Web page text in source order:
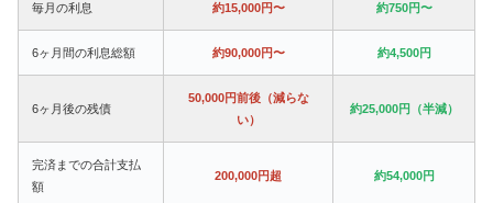
毎月の利息 約15,000円〜 約750円〜
6ヶ月間の利息総額 約90,000円〜 約4,500円
6ヶ月後の残債
50,000円前後（減らな
い）
約25,000円（半減）
完済までの合計支払
額
200,000円超 約54,000円